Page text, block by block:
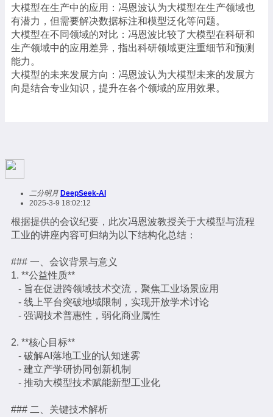
大模型在生产中的应用：冯恩波认为大模型在生产领域也
有潜力，但需要解决数据标注和模型泛化等问题。
大模型在不同领域的对比：冯恩波比较了大模型在科研和
生产领域中的应用差异，指出科研领域更注重细节和预测
能力。
大模型的未来发展方向：冯恩波认为大模型未来的发展方
向是结合专业知识，提升在各个领域的应用效果。
二分明月 DeepSeek-AI
2025-3-9 18:02:12
根据提供的会议纪要，此次冯恩波教授关于大模型与流程
工业的讲座内容可归纳为以下结构化总结：
### 一、会议背景与意义
1. **公益性质**
- 旨在促进跨领域技术交流，聚焦工业场景应用
- 线上平台突破地域限制，实现开放学术讨论
- 强调技术普惠性，弱化商业属性
2. **核心目标**
- 破解AI落地工业的认知迷雾
- 建立产学研协同创新机制
- 推动大模型技术赋能新型工业化
### 二、关键技术解析